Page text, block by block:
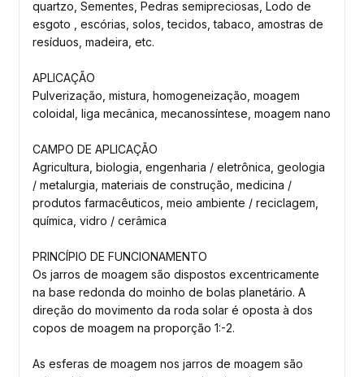
quartzo, Sementes, Pedras semipreciosas, Lodo de
esgoto , escórias, solos, tecidos, tabaco, amostras de
resíduos, madeira, etc.
APLICAÇÃO
Pulverização, mistura, homogeneização, moagem
coloidal, liga mecânica, mecanossíntese, moagem nano
CAMPO DE APLICAÇÃO
Agricultura, biologia, engenharia / eletrônica, geologia
/ metalurgia, materiais de construção, medicina /
produtos farmacêuticos, meio ambiente / reciclagem,
química, vidro / cerâmica
PRINCÍPIO DE FUNCIONAMENTO
Os jarros de moagem são dispostos excentricamente
na base redonda do moinho de bolas planetário. A
direção do movimento da roda solar é oposta à dos
copos de moagem na proporção 1:-2.
As esferas de moagem nos jarros de moagem são